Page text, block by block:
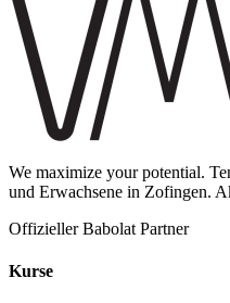
We maximize your potential.
und Erwachsene in Zofingen.
Offizieller Babolat Partner
Kurse